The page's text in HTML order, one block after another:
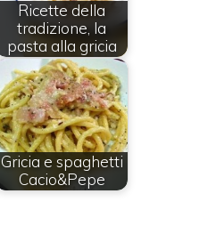
Ricette della
tradizione, la
pasta alla gricia
Gricia e spaghetti
Cacio&Pepe